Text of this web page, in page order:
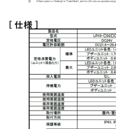
［ 仕様 ］